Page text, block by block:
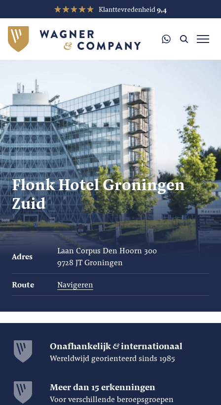
Klanttevredenheid9,4
Flonk Hotel Groningen
Zuid
Adres
Laan Corpus Den Hoorn 300
9728 JT Groningen
Route Navigeren
Onafhankelijk internationaal
Wereldwijd georienteerd sinds 1985
Meer dan 15 erkenningen
Voor verschillende beroepsgroepen